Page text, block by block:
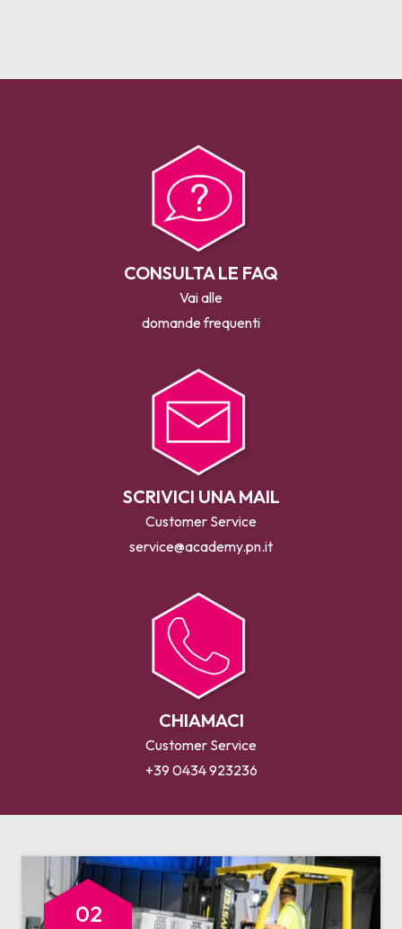
CONSULTA LE FAQ
Vai alle
domande frequenti
SCRIVICI UNA MAIL
Customer Service
service@academy.pn.it
CHIAMACI
Customer Service
+39 0434 923236
02